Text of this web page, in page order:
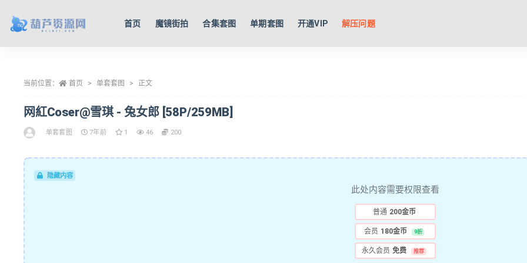
首页 魔镜街拍 合集套图 单期套图 开通VIP 解压问题
当前位置： 首页 单套套图 正文
网紅Coser@雪琪 - 兔女郎 [58P/259MB]
单套套图 7年前 1 46 200
隐藏内容
此处内容需要权限查看
普通 200金币
会员 180金币 9折
永久会员 免费 推荐
全部